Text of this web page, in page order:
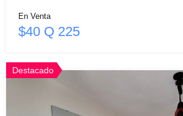
En Venta
$40 Q 225
Destacado